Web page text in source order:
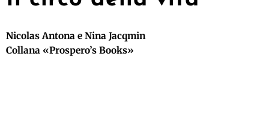
Nicolas Antona e Nina Jacqmin
Collana «Prospero’s Books»